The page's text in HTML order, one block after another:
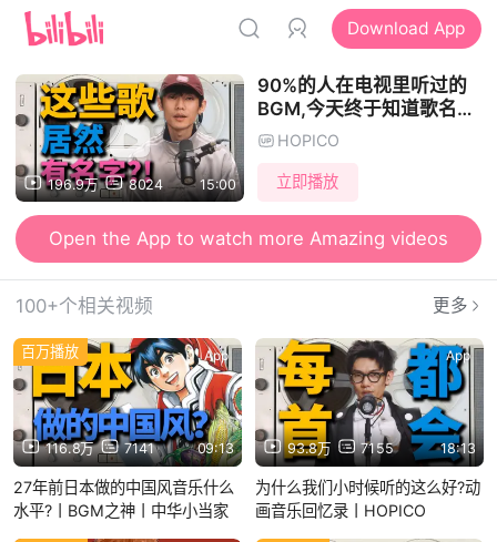
Download App
196.9万 8024 15:00
90%的人在电视里听过的
BGM,今天终于知道歌名了
丨HOPICO
HOPICO
立即播放
Open the App to watch more Amazing videos
100+个相关视频 更多
116.8万 7141 09:13
百万播放 App
27年前日本做的中国风音乐什么
水平?丨BGM之神丨中华小当家
93.8万 7155 18:13
App
为什么我们小时候听的这么好?动
画音乐回忆录丨HOPICO